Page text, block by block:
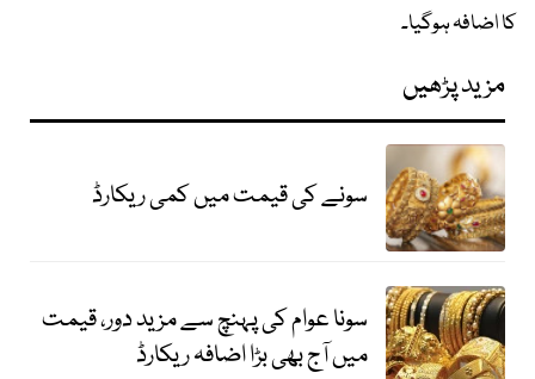
کا اضافہ ہوگیا۔
مزید پڑھیں
سونے کی قیمت میں کمی ریکارڈ
سونا عوام کی پہنچ سے مزید دور، قیمت
میں آج بھی بڑا اضافہ ریکارڈ